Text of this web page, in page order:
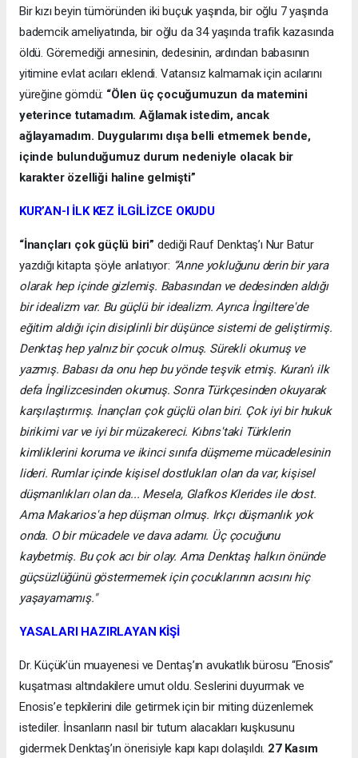
Bir kızı beyin tümöründen iki buçuk yaşında, bir oğlu 7 yaşında
bademcik ameliyatında, bir oğlu da 34 yaşında trafik kazasında
öldü. Göremediği annesinin, dedesinin, ardından babasının
yitimine evlat acıları eklendi. Vatansız kalmamak için acılarını
yüreğine gömdü: “Ölen üç çocuğumuzun da matemini
yeterince tutamadım. Ağlamak istedim, ancak
ağlayamadım. Duygularımı dışa belli etmemek bende,
içinde bulunduğumuz durum nedeniyle olacak bir
karakter özelliği haline gelmişti”
KUR’AN-I İLK KEZ İLGİLİZCE OKUDU
“İnançları çok güçlü biri” dediği Rauf Denktaş’ı Nur Batur
yazdığı kitapta şöyle anlatıyor: “Anne yokluğunu derin bir yara
olarak hep içinde gizlemiş. Babasından ve dedesinden aldığı
bir idealizm var. Bu güçlü bir idealizm. Ayrıca İngiltere'de
eğitim aldığı için disiplinli bir düşünce sistemi de geliştirmiş.
Denktaş hep yalnız bir çocuk olmuş. Sürekli okumuş ve
yazmış. Babası da onu hep bu yönde teşvik etmiş. Kuran'ı ilk
defa İngilizcesinden okumuş. Sonra Türkçesinden okuyarak
karşılaştırmış. İnançları çok güçlü olan biri. Çok iyi bir hukuk
birikimi var ve iyi bir müzakereci. Kıbrıs'taki Türklerin
kimliklerini koruma ve ikinci sınıfa düşmeme mücadelesinin
lideri. Rumlar içinde kişisel dostlukları olan da var, kişisel
düşmanlıkları olan da... Mesela, Glafkos Klerides ile dost.
Ama Makarios'a hep düşman olmuş. Irkçı düşmanlık yok
onda. O bir mücadele ve dava adamı. Üç çocuğunu
kaybetmiş. Bu çok acı bir olay. Ama Denktaş halkın önünde
güçsüzlüğünü göstermemek için çocuklarının acısını hiç
yaşayamamış."
YASALARI HAZIRLAYAN KİŞİ
Dr. Küçük’ün muayenesi ve Dentaş’ın avukatlık bürosu “Enosis”
kuşatması altındakilere umut oldu. Seslerini duyurmak ve
Enosis’e tepkilerini dile getirmek için bir miting düzenlemek
istediler. İnsanların nasıl bir tutum alacakları kuşkusunu
gidermek Denktaş’ın önerisiyle kapı kapı dolaşıldı. 27 Kasım